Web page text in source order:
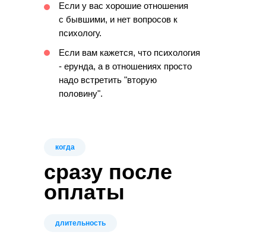
Если у вас хорошие отношения
с бывшими, и нет вопросов к
психологу.
Если вам кажется, что психология
- ерунда, а в отношениях просто
надо встретить "вторую
половину".
сразу после
оплаты
когда
длительность